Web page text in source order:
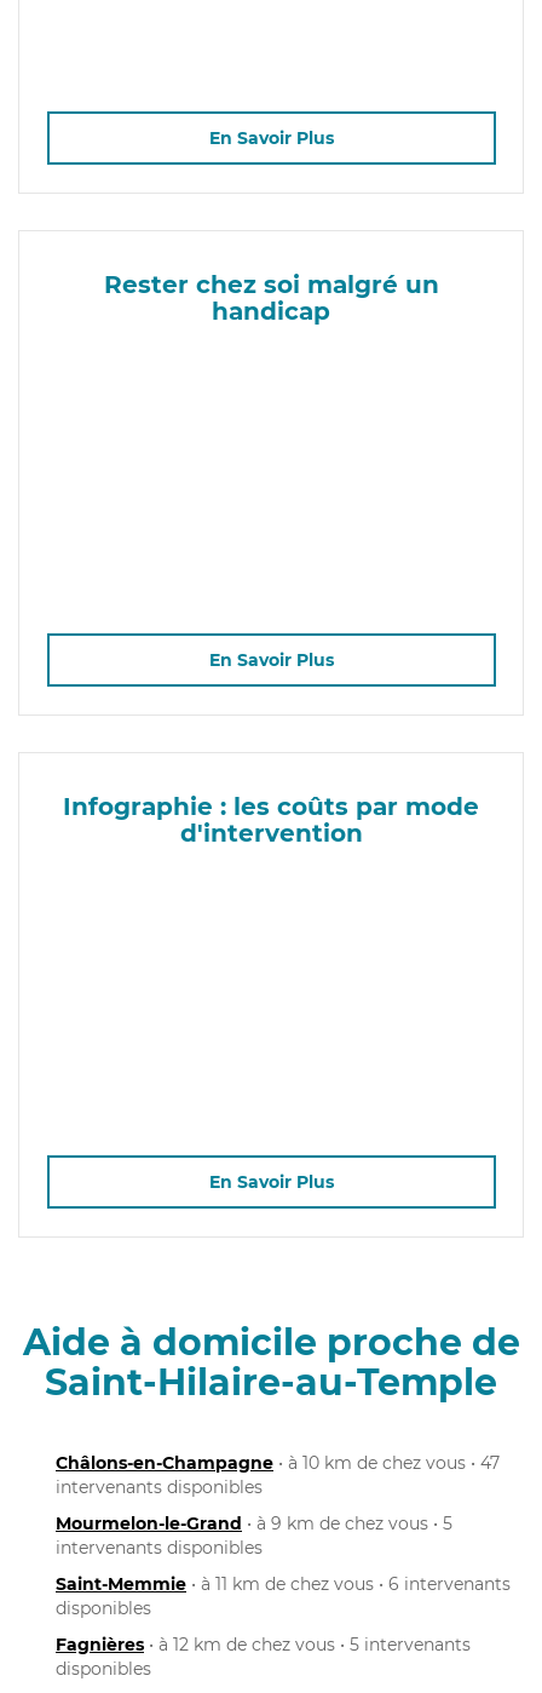
En Savoir Plus
Rester chez soi malgré un
handicap
En Savoir Plus
Infographie : les coûts par mode
d'intervention
En Savoir Plus
Aide à domicile proche de
Saint-Hilaire-au-Temple
Châlons-en-Champagne • à 10 km de chez vous • 47
intervenants disponibles
Mourmelon-le-Grand • à 9 km de chez vous • 5
intervenants disponibles
Saint-Memmie • à 11 km de chez vous • 6 intervenants
disponibles
Fagnières • à 12 km de chez vous • 5 intervenants
disponibles